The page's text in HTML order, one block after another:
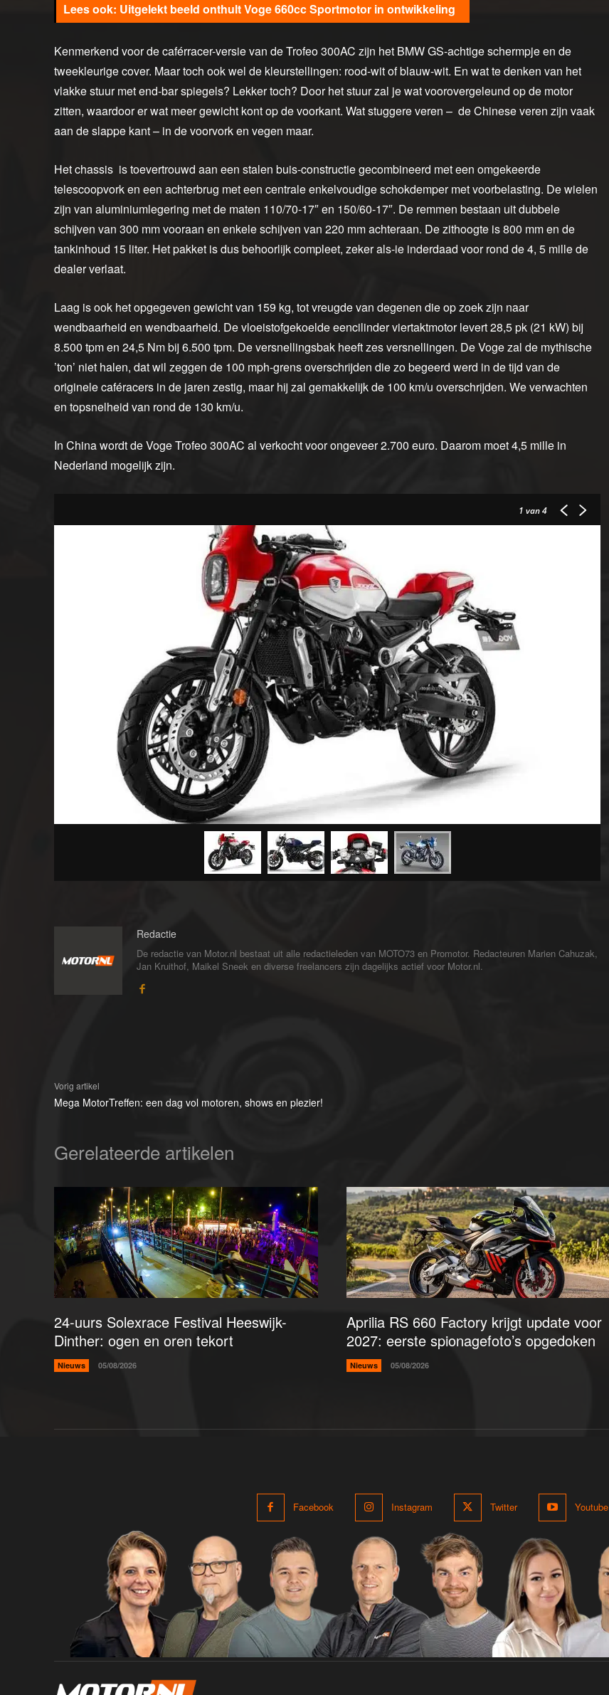
Uitgelekt beeld onthult Voge 660cc Sportmotor in ontwikkeling
Kenmerkend voor de caférracer-versie van de Trofeo 300AC zijn het BMW GS-achtige schermpje en de
tweekleurige cover. Maar toch ook wel de kleurstellingen: rood-wit of blauw-wit. En wat te denken van het
vlakke stuur met end-bar spiegels? Lekker toch? Door het stuur zal je wat voorovergeleund op de motor
zitten, waardoor er wat meer gewicht kont op de voorkant. Wat stuggere veren – de Chinese veren zijn vaak
aan de slappe kant – in de voorvork en vegen maar.
Het chassis is toevertrouwd aan een stalen buis-constructie gecombineerd met een omgekeerde
telescoopvork en een achterbrug met een centrale enkelvoudige schokdemper met voorbelasting. De wielen
zijn van aluminiumlegering met de maten 110/70-17″ en 150/60-17″. De remmen bestaan uit dubbele
schijven van 300 mm vooraan en enkele schijven van 220 mm achteraan. De zithoogte is 800 mm en de
tankinhoud 15 liter. Het pakket is dus behoorlijk compleet, zeker als-ie inderdaad voor rond de 4, 5 mille de
dealer verlaat.
Laag is ook het opgegeven gewicht van 159 kg, tot vreugde van degenen die op zoek zijn naar
wendbaarheid en wendbaarheid. De vloeistofgekoelde eencilinder viertaktmotor levert 28,5 pk (21 kW) bij
8.500 tpm en 24,5 Nm bij 6.500 tpm. De versnellingsbak heeft zes versnellingen. De Voge zal de mythische
’ton’ niet halen, dat wil zeggen de 100 mph-grens overschrijden die zo begeerd werd in de tijd van de
originele caféracers in de jaren zestig, maar hij zal gemakkelijk de 100 km/u overschrijden. We verwachten
en topsnelheid van rond de 130 km/u.
In China wordt de Voge Trofeo 300AC al verkocht voor ongeveer 2.700 euro. Daarom moet 4,5 mille in
Nederland mogelijk zijn.
1 van 4
Redactie
De redactie van Motor.nl bestaat uit alle redactieleden van MOTO73 en Promotor. Redacteuren Marien Cahuzak,
Jan Kruithof, Maikel Sneek en diverse freelancers zijn dagelijks actief voor Motor.nl.
Vorig artikel
Mega MotorTreffen: een dag vol motoren, shows en plezier!
Gerelateerde artikelen
24-uurs Solexrace Festival Heeswijk-
Dinther: ogen en oren tekort
Nieuws 05/08/2026
Aprilia RS 660 Factory krijgt update voor
2027: eerste spionagefoto’s opgedoken
Nieuws 05/08/2026
Facebook Instagram Twitter Youtube